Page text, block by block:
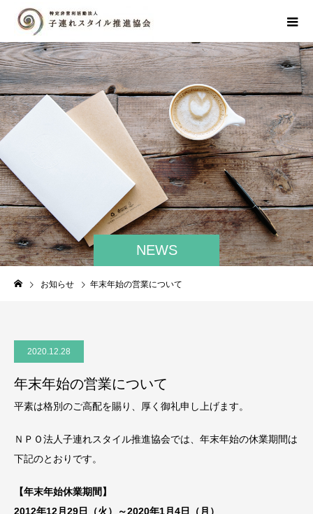
NEWS
お知らせ 年末年始の営業について
2020.12.28
年末年始の営業について
平素は格別のご高配を賜り、厚く御礼申し上げます。
ＮＰＯ法人子連れスタイル推進協会では、年末年始の休業期間は
下記のとおりです。
【年末年始休業期間】
2012年12月29日（火）～2020年1月4日（月）